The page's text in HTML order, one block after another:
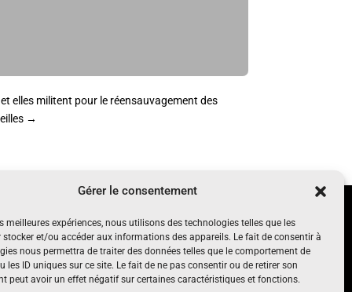
Gérer le consentement
meilleures expériences, nous utilisons des technologies telles que les
stocker et/ou accéder aux informations des appareils. Le fait de consentir à
nous permettra de traiter des données telles que le comportement de
les ID uniques sur ce site. Le fait de ne pas consentir ou de retirer son
peut avoir un effet négatif sur certaines caractéristiques et fonctions.
elles militent pour le réensauvagement des
→
gratuit